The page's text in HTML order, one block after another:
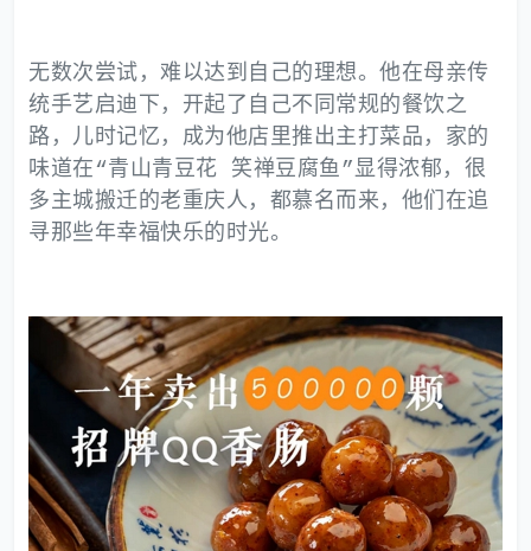
无数次尝试，难以达到自己的理想。他在母亲传
统手艺启迪下，开起了自己不同常规的餐饮之
路，儿时记忆，成为他店里推出主打菜品，家的
味道在“青山青豆花 笑禅豆腐鱼”显得浓郁，很
多主城搬迁的老重庆人，都慕名而来，他们在追
寻那些年幸福快乐的时光。